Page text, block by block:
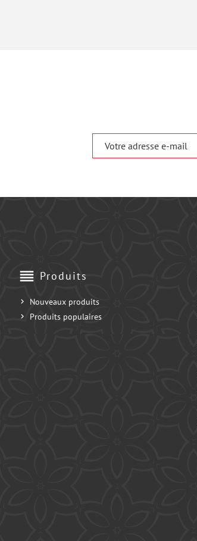
reorder Produits
Nouveaux produits
Produits populaires